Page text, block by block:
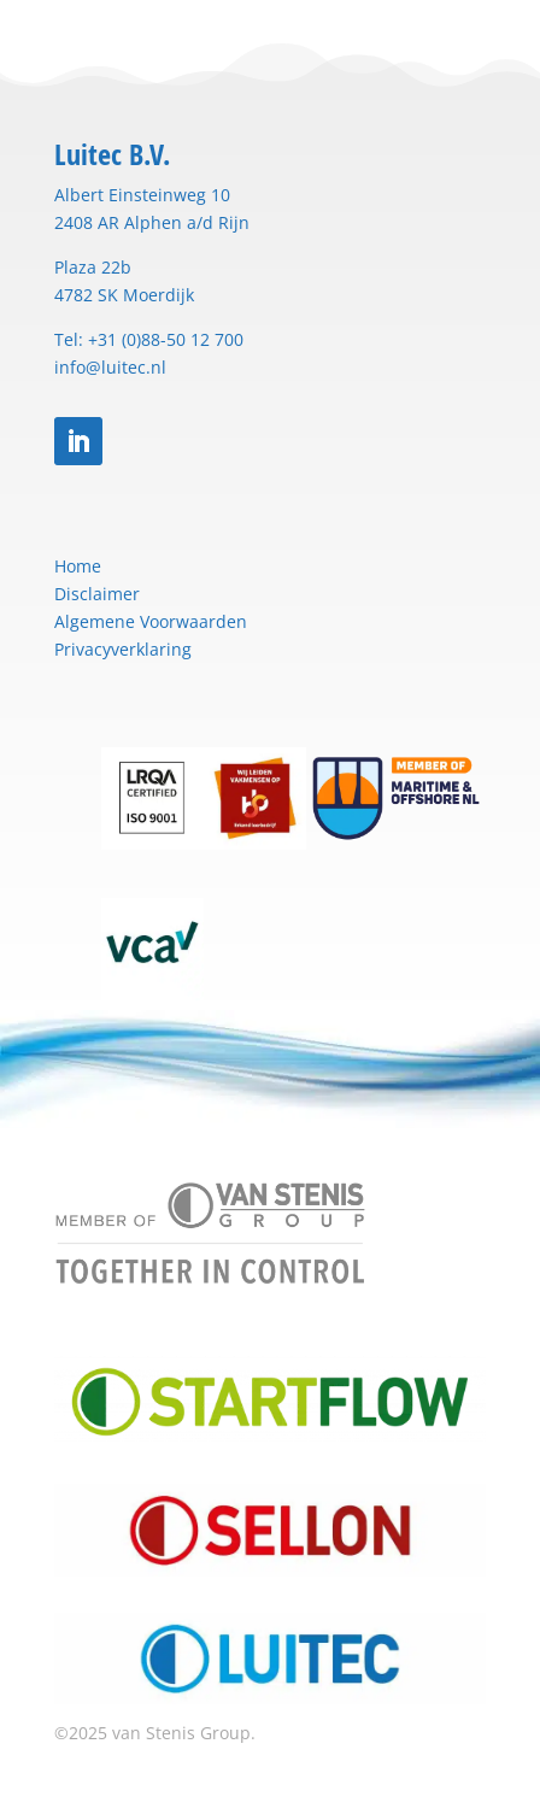
Luitec B.V.
Albert Einsteinweg 10
2408 AR Alphen a/d Rijn
Plaza 22b
4782 SK Moerdijk
Tel: +31 (0)88-50 12 700
info@luitec.nl
Home
Disclaimer
Algemene Voorwaarden
Privacyverklaring
©2025 van Stenis Group.